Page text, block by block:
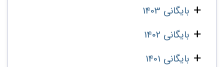
بایگانی 1403
بایگانی 1402
بایگانی 1401